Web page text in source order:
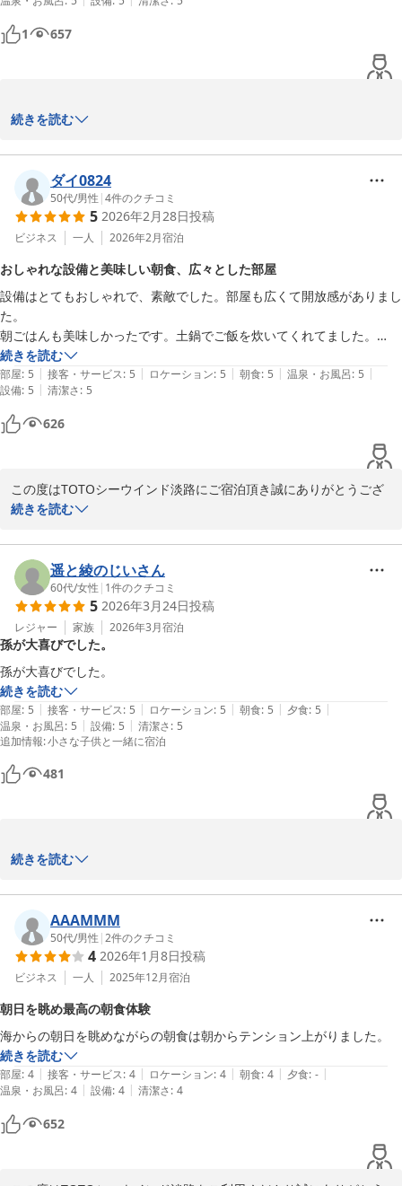
2026-06-19
1 657
サムギョプサル様
この度はご宿泊くださり誠にありがとうございます
当館自慢の安藤建築でゆっくりと有意義なお時間をお過ごしいただ
けましたでしょうか？
耳をすまして鳥の声をきいたり、山や空の移り変わりを眺めてみた
上げております
本日はご宿泊誠にありがとうございました。
TOTOシーウインド淡路　　　　新居
2026-03-24
続きを読む
ダイ0824
50代/男性 |4件のクチコミ
5 2026年2月28日投稿
ビジネス 一人 2026年2月宿泊
おしゃれな設備と美味しい朝食、広々とした部屋
設備はとてもおしゃれで、素敵でした。部屋も広くて開放感がありまし
た。
朝ごはんも美味しかったです。土鍋でご飯を炊いてくれてました。
ただ、場所が山の上で、ナビの指示通り行くと大変狭くて、運転が怖か
ったです。
行く前には、ホテルに道順を確認した方が絶対いいです。
続きを読む
部屋: 5 | 接客・サービス: 5 | ロケーション: 5 | 朝食: 5 | 温泉・お風呂: 5 |
設備: 5 | 清潔さ: 5
626
この度はTOTOシーウインド淡路にご宿泊頂き誠にありがとうござ
いました。
います。
当館のお米や卵等、地元淡路島産の食材を出来るだけ使用してご提
供させて頂いております。
当館のアクセスに関しましては、ご不便をお掛けして申し訳ござい
ません。公式ページにアクセス動画を公開していますので、ご参考
にして頂きお越しいただければ、すれ違い可能な道路にてお越しい
ただけます。
是非次回も当館にお越しいただき、ごゆっくりとお寛ぎいただけれ
ば幸いです。
ありがとうございました。
TOTOシーウインド淡路　豊島
続きを読む
遥と綾のじいさん
60代/女性 | 1件のクチコミ
5 2026年3月24日投稿
レジャー 家族 2026年3月宿泊
孫が大喜びでした。
孫が大喜びでした。
続きを読む
部屋: 5 | 接客・サービス: 5 | ロケーション: 5 | 朝食: 5 | 夕食: 5 |
温泉・お風呂: 5 | 設備: 5 | 清潔さ: 5
追加情報:小さな子供と一緒に宿泊
481
遥と綾のじいさん様
この度はTOTOシーウインド淡路をご宿泊くださり誠にありがとう
ございます。
当館自慢であります安藤建築で、お孫さんとの思い出の1ページと
なっていただけたなら嬉しいです
季節や時間と共に様々に表情を変えるお宿でございす　非日常的空
間でゆっくりとしたお時間をお過ごしに又のご来館をお待ち申し上
げております
本日はご宿泊誠にありがとうございました
ＴＯＴＯシーウィンド淡路 ＜淡路島＞
続きを読む
AAAMMM
50代/男性 |2件のクチコミ
4 2026年1月8日投稿
ビジネス 一人 2025年12月宿泊
朝日を眺め最高の朝食体験
海からの朝日を眺めながらの朝食は朝からテンション上がりました。
続きを読む
部屋: 4 | 接客・サービス: 4 | ロケーション: 4 | 朝食: 4 | 夕食: - |
温泉・お風呂: 4 | 設備: 4 | 清潔さ: 4
652